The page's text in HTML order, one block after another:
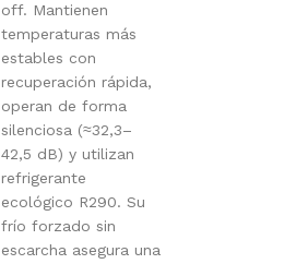
off. Mantienen
temperaturas más
estables con
recuperación rápida,
operan de forma
silenciosa (≈32,3–
42,5 dB) y utilizan
refrigerante
ecológico R290. Su
frío forzado sin
escarcha asegura una